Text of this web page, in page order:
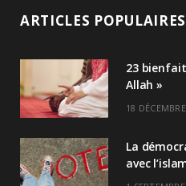
ARTICLES POPULAIRES
23
Allah »
18
La
avec